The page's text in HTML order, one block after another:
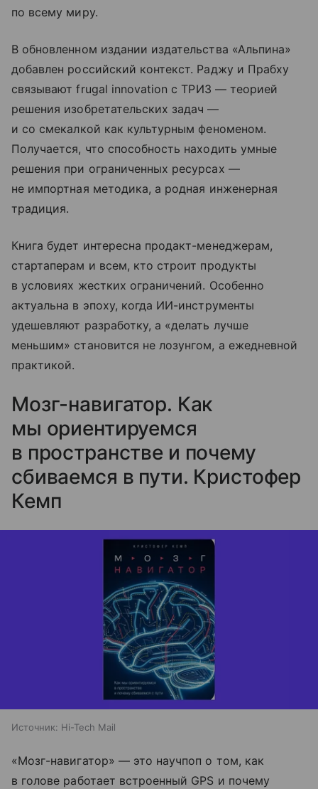
по всему миру.
В обновленном издании издательства «Альпина»
добавлен российский контекст. Раджу и Прабху
связывают frugal innovation с ТРИЗ — теорией
решения изобретательских задач —
и со смекалкой как культурным феноменом.
Получается, что способность находить умные
решения при ограниченных ресурсах —
не импортная методика, а родная инженерная
традиция.
Книга будет интересна продакт-менеджерам,
стартаперам и всем, кто строит продукты
в условиях жестких ограничений. Особенно
актуальна в эпоху, когда ИИ-инструменты
удешевляют разработку, а «делать лучше
меньшим» становится не лозунгом, а ежедневной
практикой.
Мозг-навигатор. Как
мы ориентируемся
в пространстве и почему
сбиваемся в пути. Кристофер
Кемп
Источник: Hi-Tech Mail
«Мозг-навигатор» — это научпоп о том, как
в голове работает встроенный GPS и почему